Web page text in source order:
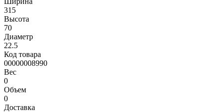
315
Высота
70
Диаметр
22.5
Код товара
00000008990
Вес
0
Объем
0
Доставка